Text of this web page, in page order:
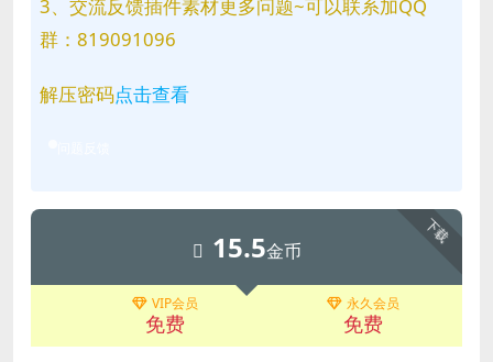
3、交流反馈插件素材更多问题~可以联系加QQ
群：819091096
解压密码点击查看
下载
15.5金币
VIP会员
免费
永久会员
免费